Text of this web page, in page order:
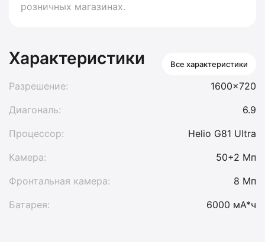
розничных магазинах.
Характеристики Все характеристики
Разрешение:
1600x720
Диагональ:
6.9
Процессор:
Helio G81 Ultra
Камера:
50+2 Мп
Фронтальная камера:
8 Мп
Батарея:
6000 мА*ч